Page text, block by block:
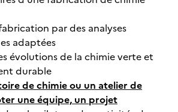
par des analyses
adaptées
évolutions de la chimie verte et
durable
de chimie ou un atelier de
une équipe, un projet